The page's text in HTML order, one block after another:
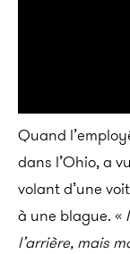
Quand
dans l’Ohio, a
volant d’une
à une blague. «
l’arrière, mais